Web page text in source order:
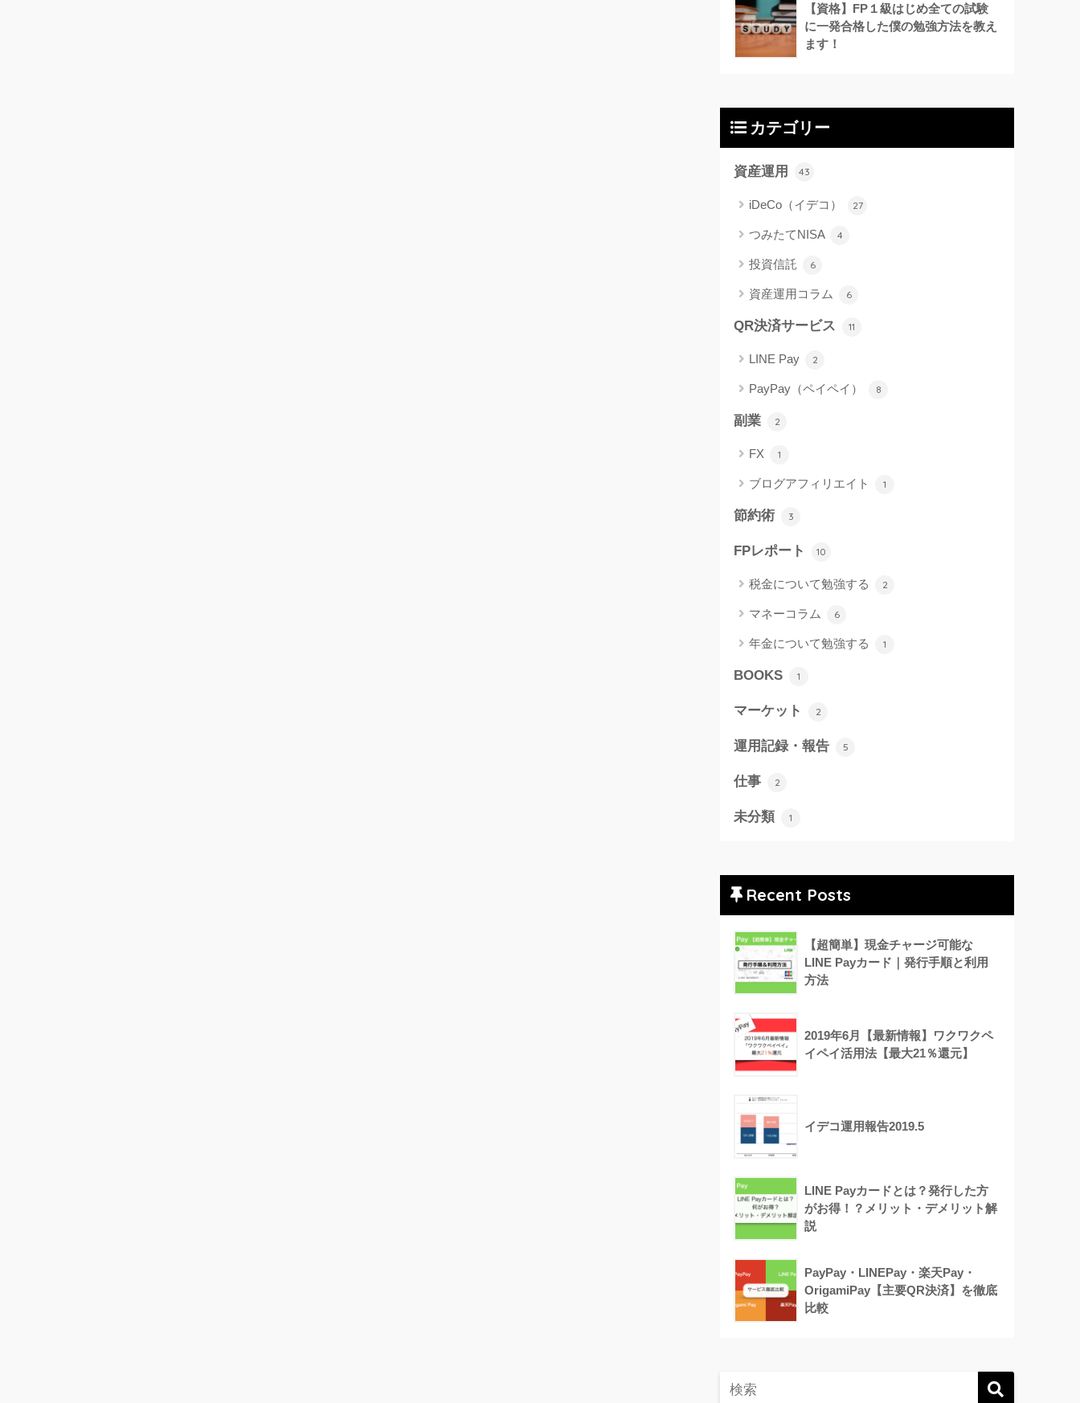
【資格】FP１級はじめ全ての試験
に一発合格した僕の勉強方法を教え
ます！
カテゴリー
資産運用 43
iDeCo（イデコ） 27
つみたてNISA 4
投資信託 6
資産運用コラム 6
QR決済サービス 11
LINE Pay 2
PayPay（ペイペイ） 8
副業 2
FX 1
ブログアフィリエイト 1
節約術 3
FPレポート 10
税金について勉強する 2
マネーコラム 6
年金について勉強する 1
BOOKS 1
マーケット 2
運用記録・報告 5
仕事 2
未分類 1
Recent Posts
【超簡単】現金チャージ可能な
LINE Payカード｜発行手順と利用
方法
2019年6月【最新情報】ワクワクペ
イペイ活用法【最大21％還元】
イデコ運用報告2019.5
LINE Payカードとは？発行した方
がお得！？メリット・デメリット解
説
PayPay・LINEPay・楽天Pay・
OrigamiPay【主要QR決済】を徹底
比較